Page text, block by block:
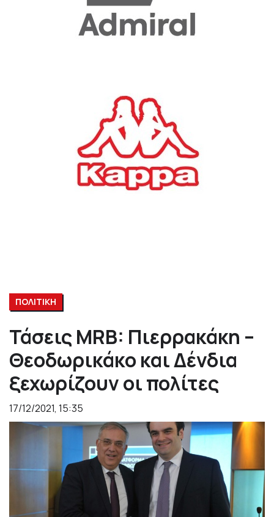
ΠΟΛΙΤΙΚΗ
Τάσεις MRB: Πιερρακάκη –
Θεοδωρικάκο και Δένδια
ξεχωρίζουν οι πολίτες
17/12/2021, 15:35